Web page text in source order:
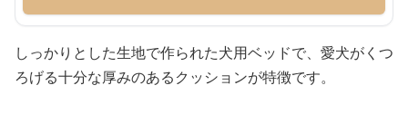
しっかりとした生地で作られた犬用ベッドで、愛犬がくつ
ろげる十分な厚みのあるクッションが特徴です。